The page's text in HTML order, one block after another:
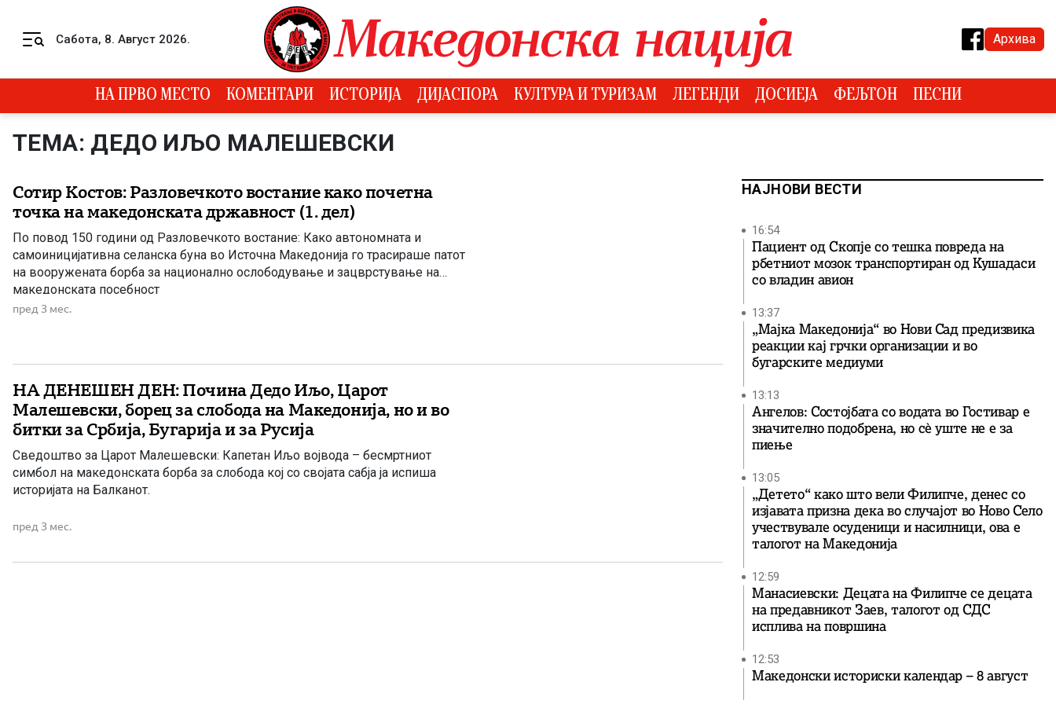
Сабота, 8. Август 2026. Архива
НА ПРВО МЕСТО КОМЕНТАРИ ИСТОРИЈА ДИЈАСПОРА КУЛТУРА И ТУРИЗАМ ЛЕГЕНДИ ДОСИЕЈА ФЕЉТОН ПЕСНИ
ТЕМА: ДЕДО ИЉО МАЛЕШЕВСКИ
Сотир Костов: Разловечкото востание како почетна
точка на македонската државност (1. дел)
По повод 150 години од Разловечкото востание: Како автономната и
самоиницијативна селанска буна во Источна Македонија го трасираше патот
на вооружената борба за национално ослободување и зацврстување на
македонската посебност
пред 3 мес.
НА ДЕНЕШЕН ДЕН: Почина Дедо Иљо, Царот
Малешевски, борец за слобода на Македонија, но и во
битки за Србија, Бугарија и за Русија
Сведоштво за Царот Малешевски: Капетан Иљо војвода – бесмртниот
симбол на македонската борба за слобода кој со својата сабја ја испиша
историјата на Балканот.
пред 3 мес.
НАЈНОВИ ВЕСТИ
16:54
Пациент од Скопје со тешка повреда на
рбетниот мозок транспортиран од Кушадаси
со владин авион
13:37
„Мајка Македонија“ во Нови Сад предизвика
реакции кај грчки организации и во
бугарските медиуми
13:13
Ангелов: Состојбата со водата во Гостивар е
значително подобрена, но сè уште не е за
пиење
13:05
„Детето“ како што вели Филипче, денес со
изјавата призна дека во случајот во Ново Село
учествувале осуденици и насилници, ова е
талогот на Македонија
12:59
Манасиевски: Децата на Филипче се децата
на предавникот Заев, талогот од СДС
исплива на површина
12:53
Македонски историски календар – 8 август